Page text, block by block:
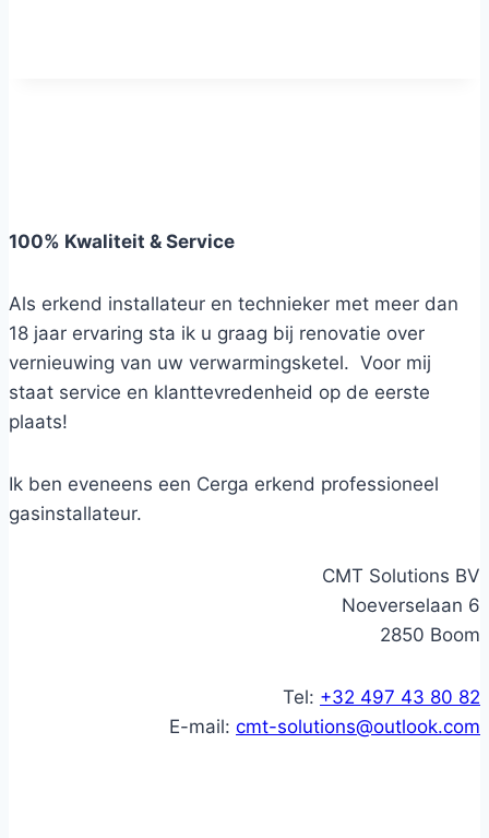
100% Kwaliteit & Service
Als erkend installateur en technieker met meer dan
18 jaar ervaring sta ik u graag bij renovatie over
vernieuwing van uw verwarmingsketel. Voor mij
staat service en klanttevredenheid op de eerste
plaats!
Ik ben eveneens een Cerga erkend professioneel
gasinstallateur.
CMT Solutions BV
Noeverselaan 6
2850 Boom
Tel: +32 497 43 80 82
E-mail: cmt-solutions@outlook.com